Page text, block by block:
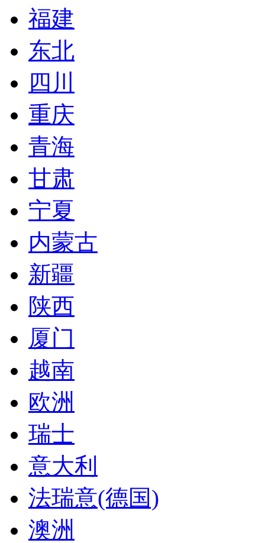
福建
东北
四川
重庆
青海
甘肃
宁夏
内蒙古
新疆
陕西
厦门
越南
欧洲
瑞士
意大利
法瑞意(德国)
澳洲